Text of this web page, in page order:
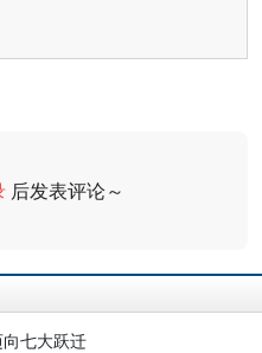
后发表评论～
七大跃迁